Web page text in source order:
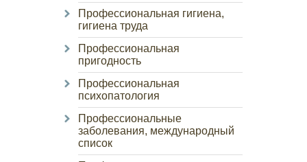
Профессиональная гигиена,
гигиена труда
Профессиональная
пригодность
Профессиональная
психопатология
Профессиональные
заболевания, международный
список